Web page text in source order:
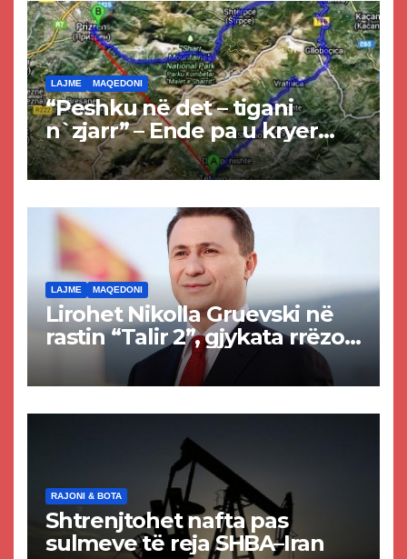
LAJME MAQEDONI
“Peshku në det – tigani
n`zjarr” – Ende pa u kryer
projekti i tunelit, komuna e
Tetovës nis punimet për
LAJME MAQEDONI
Lirohet Nikolla Gruevski në
rastin “Talir 2”, gjykata rrëzon
akuzat për ndërtimin e
paligjshëm të selisë së
RAJONI & BOTA
Shtrenjtohet nafta pas
sulmeve të reja SHBA–Iran